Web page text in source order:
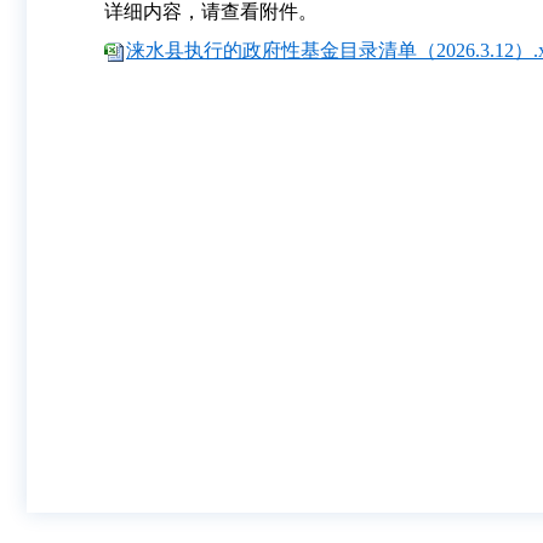
详细内容，请查看附件。
涞水县执行的政府性基金目录清单（2026.3.12）